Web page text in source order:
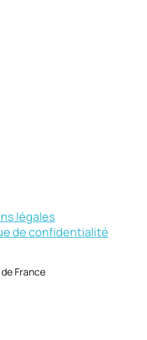
légales
de confidentialité
France